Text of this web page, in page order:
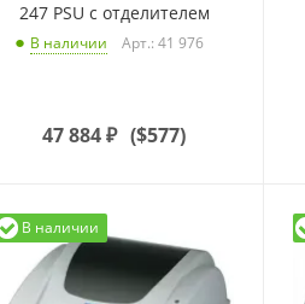
247 PSU с отделителем
В наличии Арт.: 41 976
47 884₽ ($577)
В наличии